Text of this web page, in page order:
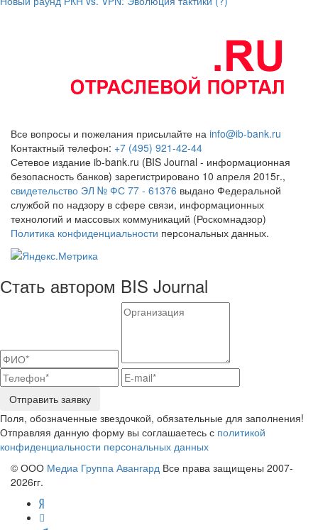
Все вопросы и пожелания присылайте на info@ib-bank.ru
Контактный телефон: +7 (495) 921-42-44
Сетевое издание ib-bank.ru (BIS Journal - информационная
безопасность банков) зарегистрировано 10 апреля 2015г.,
свидетельство ЭЛ № ФС 77 - 61376 выдано Федеральной
службой по надзору в сфере связи, информационных
технологий и массовых коммуникаций (Роскомнадзор)
Политика конфиденциальности персональных данных.
Стать автором BIS Journal
Отправить заявку
Поля, обозначенные звездочкой, обязательные для заполнения!
Отправляя данную форму вы соглашаетесь с политикой
конфиденциальности персональных данных
© ООО Медиа Группа Авангард Все права защищены 2007-
2026гг.